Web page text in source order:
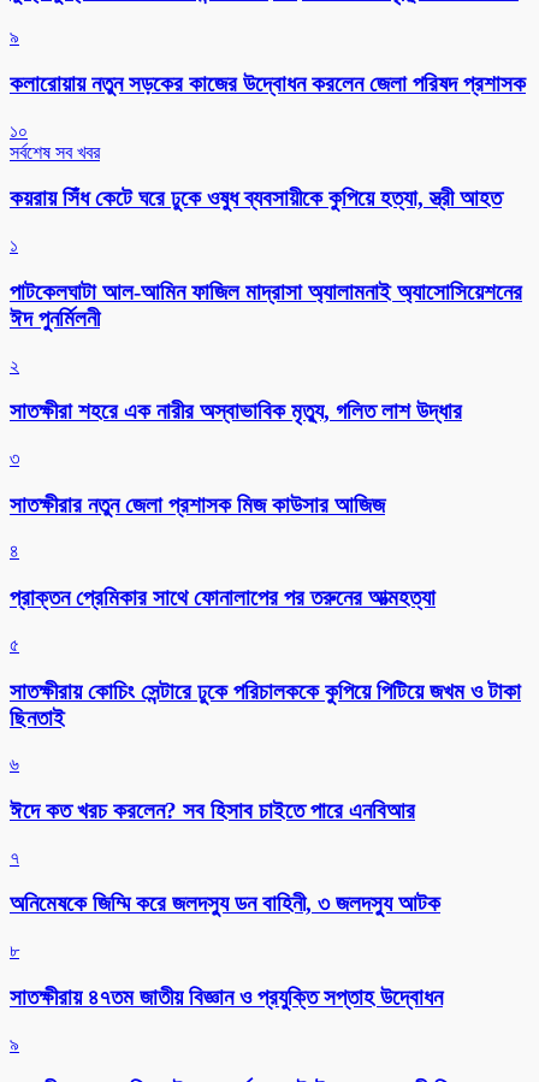
৯
কলারোয়ায় নতুন সড়কের কাজের উদ্বোধন করলেন জেলা পরিষদ প্রশাসক
১০
সর্বশেষ সব খবর
কয়রায় সিঁধ কেটে ঘরে ঢুকে ওষুধ ব্যবসায়ীকে কুপিয়ে হত্যা, স্ত্রী আহত
১
পাটকেলঘাটা আল-আমিন ফাজিল মাদ্রাসা অ্যালামনাই অ্যাসোসিয়েশনের
ঈদ পুনর্মিলনী
২
সাতক্ষীরা শহরে এক নারীর অস্বাভাবিক মৃত্যু, গলিত লাশ উদ্ধার
৩
সাতক্ষীরার নতুন জেলা প্রশাসক মিজ কাউসার আজিজ
৪
প্রাক্তন প্রেমিকার সাথে ফোনালাপের পর তরুনের আত্মহত্যা
৫
সাতক্ষীরায় কোচিং সেন্টারে ঢুকে পরিচালককে কুপিয়ে পিটিয়ে জখম ও টাকা
ছিনতাই
৬
ঈদে কত খরচ করলেন? সব হিসাব চাইতে পারে এনবিআর
৭
অনিমেষকে জিম্মি করে জলদস্যু ডন বাহিনী, ৩ জলদস্যু আটক
৮
সাতক্ষীরায় ৪৭তম জাতীয় বিজ্ঞান ও প্রযুক্তি সপ্তাহ উদ্বোধন
৯